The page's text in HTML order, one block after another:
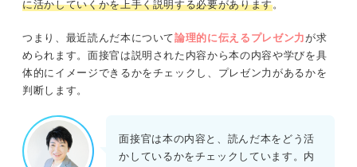
に活かしていくかを上手く説明する必要があります。
つまり、最近読んだ本について論理的に伝えるプレゼン力が求
められます。面接官は説明された内容から本の内容や学びを具
体的にイメージできるかをチェックし、プレゼン力があるかを
判断します。
面接官は本の内容と、読んだ本をどう活
かしているかをチェックしています。内